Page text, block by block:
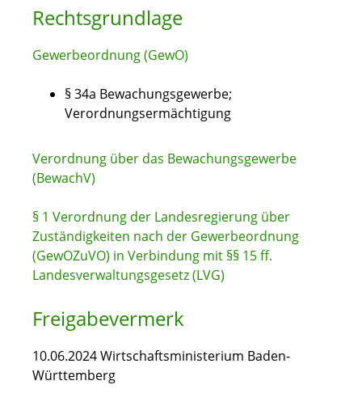
Rechtsgrundlage
Gewerbeordnung (GewO)
§ 34a Bewachungsgewerbe;
Verordnungsermächtigung
Verordnung über das Bewachungsgewerbe
(BewachV)
§ 1 Verordnung der Landesregierung über
Zuständigkeiten nach der Gewerbeordnung
(GewOZuVO) in Verbindung mit §§ 15 ff.
Landesverwaltungsgesetz (LVG)
Freigabevermerk
10.06.2024 Wirtschaftsministerium Baden-
Württemberg